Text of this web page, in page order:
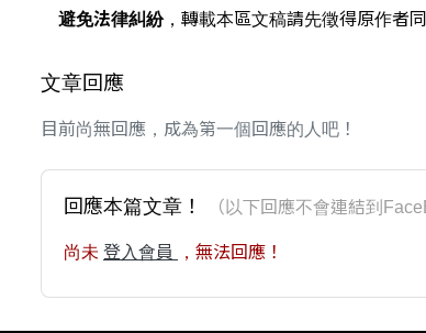
避免法律糾紛，轉載本區文稿請先徵得原作者同
文章回應
目前尚無回應，成為第一個回應的人吧！
回應本篇文章！ （以下回應不會連結到
尚未 登入會員 ，無法回應！